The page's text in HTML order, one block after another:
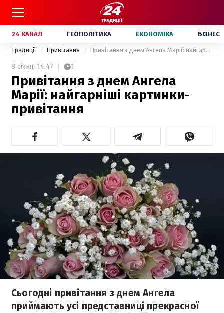
24 КАНАЛ ГЕОПОЛІТИКА ЕКОНОМІКА БІЗНЕС
Традиції Привітання Привітання з днем Ангела Марії: найгарніші картинки-привітання
8 січня, 14:47 1
Привітання з днем Ангела
Марії: найгарніші картинки-
привітання
Сьогодні привітання з днем Ангела
приймають усі представниці прекрасної